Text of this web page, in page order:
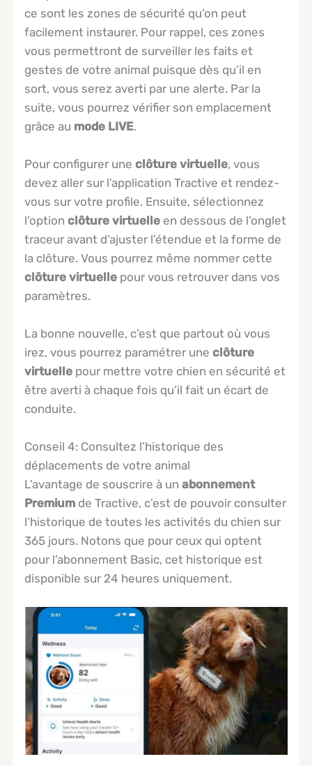
ce sont les zones de sécurité qu’on peut
facilement instaurer. Pour rappel, ces zones
vous permettront de surveiller les faits et
gestes de votre animal puisque dès qu’il en
sort, vous serez averti par une alerte. Par la
suite, vous pourrez vérifier son emplacement
grâce au mode LIVE.
Pour configurer uneclôture virtuelle, vous
devez aller sur l’application Tractive et rendez-
vous sur votre profile. Ensuite, sélectionnez
l’optionclôture virtuelle en dessous de l’onglet
traceur avant d’ajuster l’étendue et la forme de
la clôture. Vous pourrez même nommer cette
clôture virtuelle pour vous retrouver dans vos
paramètres.
La bonne nouvelle, c’est que partout où vous
irez, vous pourrez paramétrer uneclôture
virtuelle pour mettre votre chien en sécurité et
être averti à chaque fois qu’il fait un écart de
conduite.
Conseil 4: Consultez l’historique des
déplacements de votre animal
L’avantage de souscrire à unabonnement
Premium de Tractive, c’est de pouvoir consulter
l’historique de toutes les activités du chien sur
365 jours. Notons que pour ceux qui optent
pour l’abonnement Basic, cet historique est
disponible sur 24 heures uniquement.